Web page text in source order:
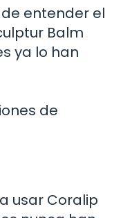
entender el
Balm
ya lo han
de
usar Coralip